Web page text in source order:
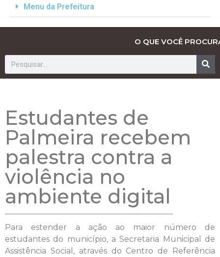
Menu da Prefeitura
O QUE VOCÊ
Estudantes de
Palmeira recebem
palestra contra a
violência no
ambiente digital
Para estender a ação ao maior número de
estudantes do município, a Secretaria Municipal de
Assistência Social, através do Centro de Referência